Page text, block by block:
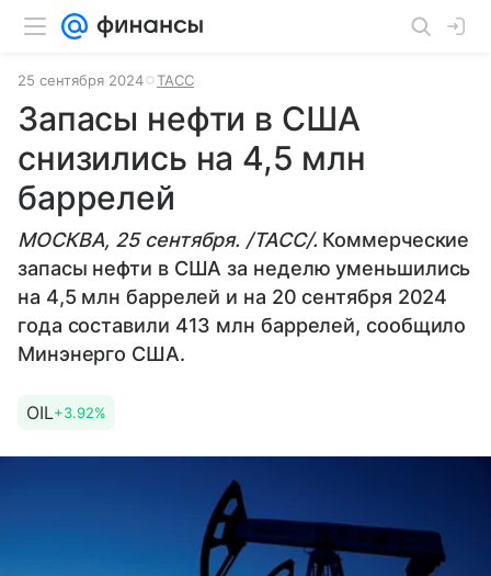
25 сентября 2024 ТАСС
Запасы нефти в США
снизились на 4,5 млн
баррелей
МОСКВА, 25 сентября. /ТАСС/. Коммерческие
запасы нефти в США за неделю уменьшились
на 4,5 млн баррелей и на 20 сентября 2024
года составили 413 млн баррелей, сообщило
Минэнерго США.
OIL+3.92%